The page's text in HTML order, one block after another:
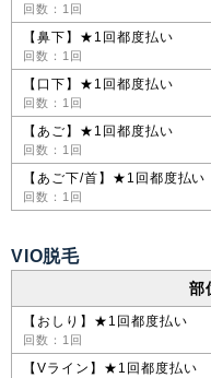
回数：1回
【鼻下】★1回都度払い
回数：1回
【口下】★1回都度払い
回数：1回
【あご】★1回都度払い
回数：1回
【あご下/首】★1回都度払い
回数：1回
VIO脱毛
部
【おしり】★1回都度払い
回数：1回
【Vライン】★1回都度払い